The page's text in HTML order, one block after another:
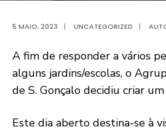
5 MAIO, 2023 | UNCATEGORIZED |
A fim de responder a vários
alguns jardins/escolas, o
de S. Gonçalo decidiu criar
Este dia aberto destina-se à